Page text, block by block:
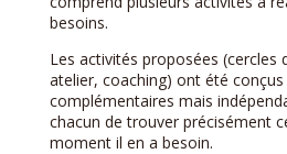
besoins.
Les activités proposées (cercles
atelier, coaching) ont été conçus
complémentaires mais
chacun de trouver précisément
moment il en a besoin.